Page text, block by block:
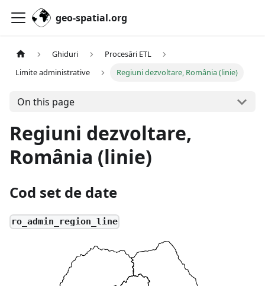
geo-spatial.org
Ghiduri
Procesări ETL
Limite administrative
Regiuni dezvoltare, România (linie)
On this page
Regiuni dezvoltare,
România (linie)
Cod set de date
ro_admin_region_line